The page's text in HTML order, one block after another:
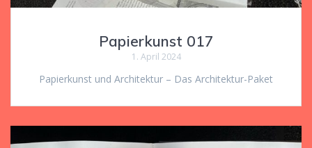
Papierkunst 017
1. April 2024
Papierkunst und Architektur – Das Architektur-Paket